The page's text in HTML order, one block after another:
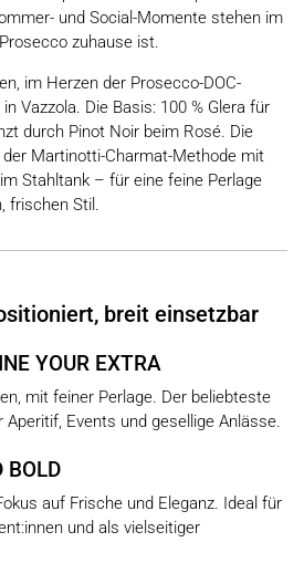
und Social-Momente stehen im
zuhause ist.
im Herzen der Prosecco-DOC-
Vazzola. Die Basis: 100 % Glera für
durch Pinot Noir beim Rosé. Die
Martinotti-Charmat-Methode mit
Stahltank – für eine feine Perlage
frischen Stil.
breit einsetzbar
YOUR EXTRA
mit feiner Perlage. Der beliebteste
Events und gesellige Anlässe.
BOLD
auf Frische und Eleganz. Ideal für
und als vielseitiger